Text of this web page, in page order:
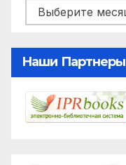
Архивы
Наши Партнеры